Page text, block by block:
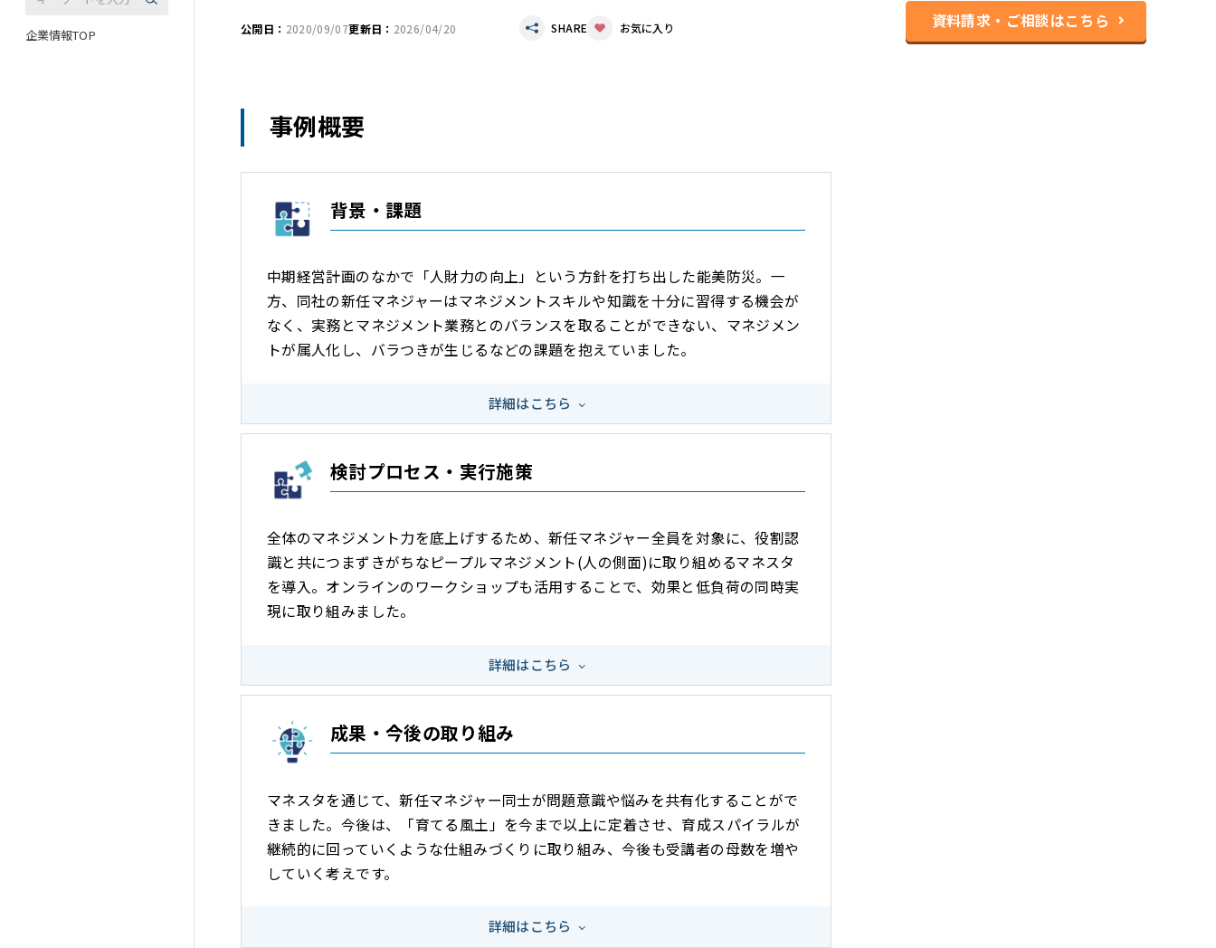
企業情報TOP 公開日： 2020/09/07更新日： 2026/04/20 SHARE お気に入り
事例概要
背景・課題
中期経営計画のなかで「人財力の向上」という方針を打ち出した能美防災。一
方、同社の新任マネジャーはマネジメントスキルや知識を十分に習得する機会が
なく、実務とマネジメント業務とのバランスを取ることができない、マネジメン
トが属人化し、バラつきが生じるなどの課題を抱えていました。
詳細はこちら
検討プロセス・実行施策
全体のマネジメント力を底上げするため、新任マネジャー全員を対象に、役割認
識と共につまずきがちなピープルマネジメント(人の側面)に取り組めるマネスタ
を導入。オンラインのワークショップも活用することで、効果と低負荷の同時実
現に取り組みました。
詳細はこちら
成果・今後の取り組み
マネスタを通じて、新任マネジャー同士が問題意識や悩みを共有化することがで
きました。今後は、「育てる風土」を今まで以上に定着させ、育成スパイラルが
継続的に回っていくような仕組みづくりに取り組み、今後も受講者の母数を増や
していく考えです。
詳細はこちら
資料請求・ご相談はこちら